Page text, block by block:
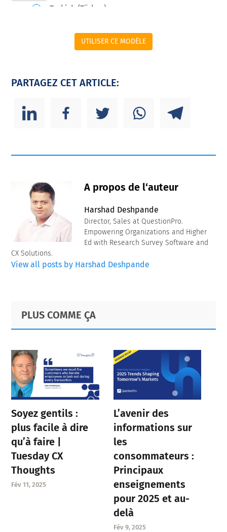
UTILISER CE MODÈLE
PARTAGEZ CET ARTICLE:
A propos de l‘auteur
Harshad Deshpande
Director, Sales at QuestionPro.
Empowering Organizations and Higher
Ed with Research Survey Software and
CX Solutions.
View all posts by Harshad Deshpande
Primary
Sidebar
Footer
PLUS COMME ÇA
Soyez gentils :
plus facile à dire
qu’à faire |
Tuesday CX
Thoughts
Fév 11, 2025
L’avenir des
informations sur
les
consommateurs :
Principaux
enseignements
pour 2025 et au-
delà
Fév 9, 2025